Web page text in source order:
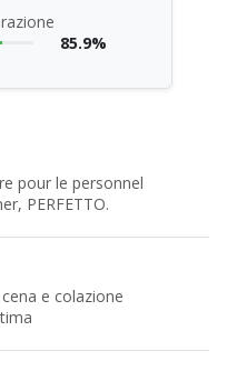
pour le personnel
PERFETTO.
e colazione
85.9%